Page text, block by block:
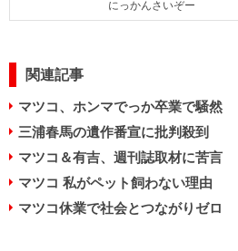
にっかんさいぞー
関連記事
マツコ、ホンマでっか卒業で騒然
三浦春馬の遺作番宣に批判殺到
マツコ＆有吉、週刊誌取材に苦言
マツコ 私がペット飼わない理由
マツコ休業で社会とつながりゼロ